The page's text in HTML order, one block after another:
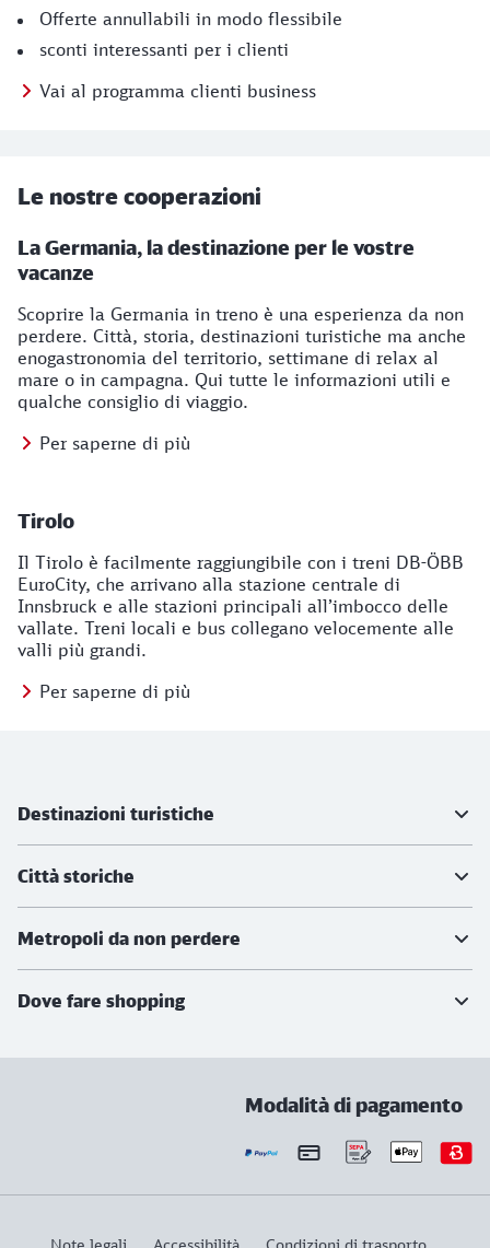
Offerte annullabili in modo flessibile
sconti interessanti per i clienti
Vai al programma clienti business
Le nostre cooperazioni
La Germania, la destinazione per le vostre
vacanze
Scoprire la Germania in treno è una esperienza da non
perdere. Città, storia, destinazioni turistiche ma anche
enogastronomia del territorio, settimane di relax al
mare o in campagna. Qui tutte le informazioni utili e
qualche consiglio di viaggio.
Per saperne di più
Tirolo
Il Tirolo è facilmente raggiungibile con i treni DB-ÖBB
EuroCity, che arrivano alla stazione centrale di
Innsbruck e alle stazioni principali all’imbocco delle
vallate. Treni locali e bus collegano velocemente alle
valli più grandi.
Per saperne di più
Destinazioni turistiche
Città storiche
Metropoli da non perdere
Dove fare shopping
Modalità di pagamento
Note legali Accessibilità Condizioni di trasporto